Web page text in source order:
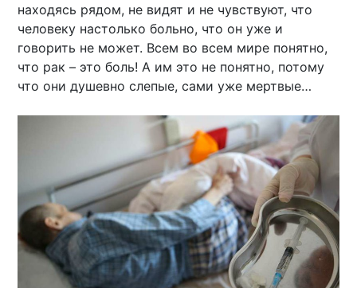
находясь рядом, не видят и не чувствуют, что
человеку настолько больно, что он уже и
говорить не может. Всем во всем мире понятно,
что рак – это боль! А им это не понятно, потому
что они душевно слепые, сами уже мертвые…